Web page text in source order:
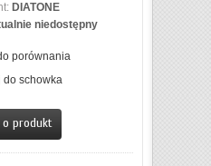
DIATONE
niedostępny
porównania
do schowka
produkt